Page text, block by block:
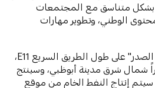
بشكل متناسق مع المجتمعات
الوطني، وتطوير مهارات
ويتواجد موقع إنتاج "رأس الصدر" على طول الطريق السريع E11،
45 كيلومتراً شمال شرق مدينة أبوظبي، وسينتج
سيتم إنتاج النفط الخام من موقع